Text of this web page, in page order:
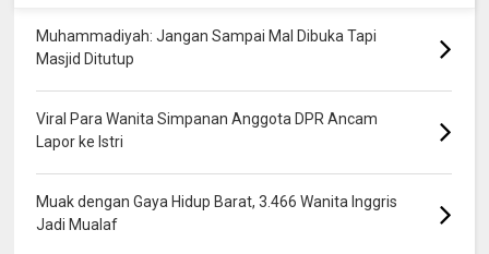
Muhammadiyah: Jangan Sampai Mal Dibuka Tapi
Masjid Ditutup
Viral Para Wanita Simpanan Anggota DPR Ancam
Lapor ke Istri
Muak dengan Gaya Hidup Barat, 3.466 Wanita Inggris
Jadi Mualaf